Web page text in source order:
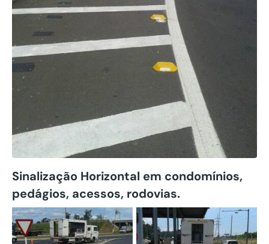
Sinalização Horizontal em condomínios,
pedágios, acessos, rodovias.